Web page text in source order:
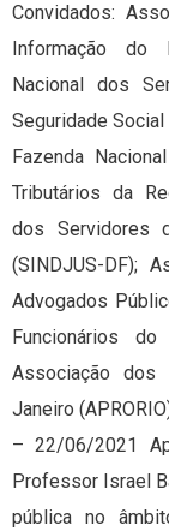
Convidados:
Informação do
Nacional dos
Seguridade
Fazenda
Tributários da
dos Servidores
(SINDJUS-DF);
Advogados
Funcionários
Associação
Janeiro
– 22/06/2021
Professor Israel
pública no